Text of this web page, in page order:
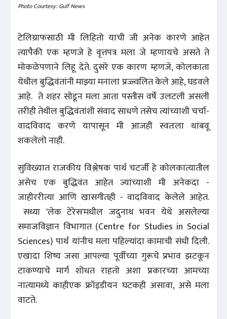
Photo Courtesy: Gulf News
टेलिग्राफसाठी मी लिहितो याची जी अनेक कारणे आहेत
त्यापैकी एक म्हणजे हे वृत्तपत्र मला जे म्हणायचे असते ते
मोकळेपणाने लिहू देते. दुसरे एक कारण म्हणजे, कोलकाता
येथील बुद्धिवंतांनी माझ्या मनाला प्रज्ज्वलित केले आहे, घडवले
आहे. ते शहर सोडून मला आता पस्तीस वर्षे उलटली असली
तरीही तेथील बुद्धिवंतांशी संवाद साधणे तसेच त्यांच्याशी चर्चा-
वादविवाद करणे यापासून मी आजही स्वतःला थांबवू
शकलेलो नाही.
सुविख्यात राजकीय विश्लेषक पार्थ चटर्जी हे कोलकात्यातील
असेच एक बुद्धिवंत आहेत ज्यांच्याशी मी अनेकदा -
जाहीररीत्या आणि खासगीतही - वादविवाद केलेले आहेत.
सध्या 'लेक टेरेस'मधील जदुनाथ भवन येथे असलेल्या
समाजविज्ञान विभागात (Centre for Studies in Social
Sciences) पार्थ यांनीच मला पहिल्यांदा कामाची संधी दिली.
एखादा शिष्य जसा आपल्या पूर्वीच्या गुरूचे प्रभाव झटकून
टाकण्याचे मार्ग शोधत राहतो अशा प्रकारच्या आमच्या
नात्यामध्ये काहीएक फ्रॉइडीयन घटकही असावा, असे मला
वाटते.